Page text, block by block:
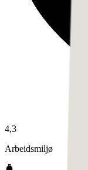
4,3
Arbeidsmiljø